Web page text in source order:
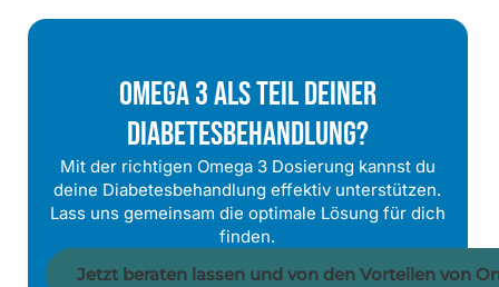
Omega 3 Als Teil Deiner
Diabetesbehandlung?
Mit der richtigen Omega 3 Dosierung kannst du
deine Diabetesbehandlung effektiv unterstützen.
Lass uns gemeinsam die optimale Lösung für dich
finden.
Jetzt beraten lassen und von den Vorteilen von